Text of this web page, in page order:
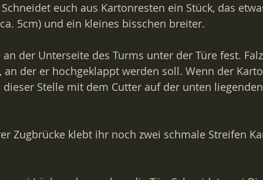
Schneidet euch aus Kartonresten ein Stück, das
5cm) und ein kleines bisschen breiter.
der Unterseite des Turms unter der Türe fest.
an der er hochgeklappt werden soll. Wenn der
Stelle mit dem Cutter auf der unten
Zugbrücke klebt ihr noch zwei schmale Streifen